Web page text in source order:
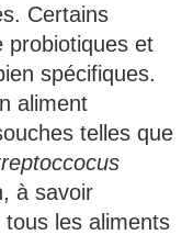
Certains
probiotiques et
spécifiques.
aliment
telles que
à savoir
tous les aliments